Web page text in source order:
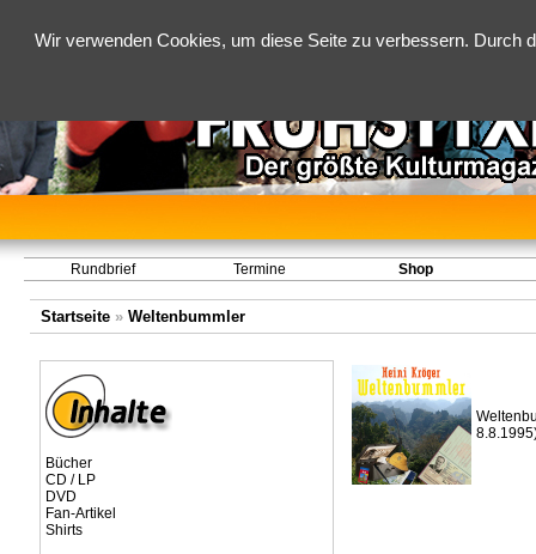
Wir verwenden Cookies, um diese Seite zu verbessern.
Rundbrief Termine Shop
Startseite» Weltenbummler
Bücher
CD / LP
DVD
Fan-Artikel
Shirts